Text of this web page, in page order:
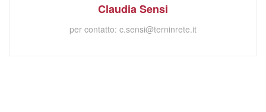
Claudia Sensi
per contatto: c.sensi@terninrete.it